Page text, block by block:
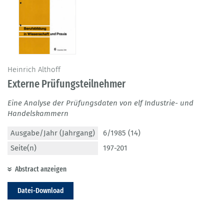
Heinrich Althoff
Externe Prüfungsteilnehmer
Eine Analyse der Prüfungsdaten von elf Industrie- und
Handelskammern
Ausgabe/Jahr (Jahrgang)
6/1985 (14)
Seite(n)
197-201
Abstract anzeigen
Datei-Download